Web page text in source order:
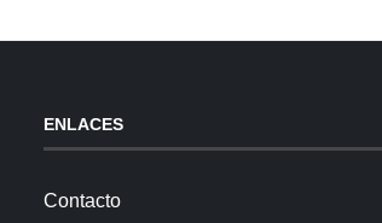
ENLACES
Contacto